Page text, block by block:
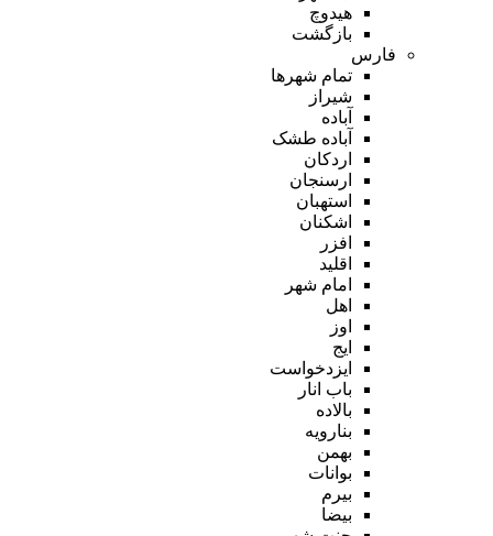
هیدوچ
بازگشت
فارس
تمام شهر‌ها
شیراز
آباده
آباده طشک
اردکان
ارسنجان
استهبان
اشکنان
افزر
اقلید
امام شهر
اهل
اوز
ایج
ایزدخواست
باب انار
بالاده
بنارویه
بهمن
بوانات
بیرم
بیضا